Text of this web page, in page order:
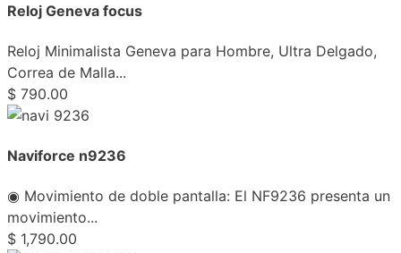
Reloj Geneva focus
Reloj Minimalista Geneva para Hombre, Ultra Delgado,
Correa de Malla...
$ 790.00
Naviforce n9236
◉ Movimiento de doble pantalla: El NF9236 presenta un
movimiento...
$ 1,790.00